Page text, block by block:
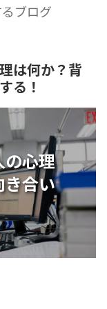
ブログ
は何か？背
る！
心理
合い